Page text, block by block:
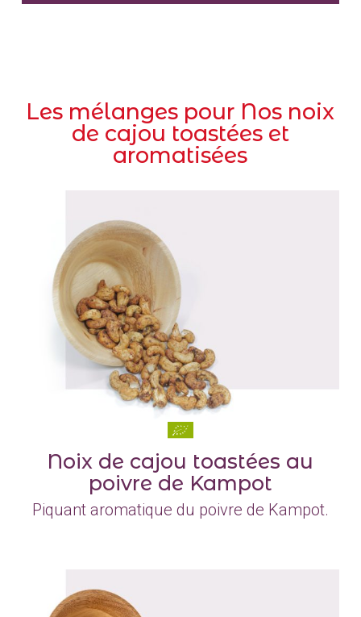
Les mélanges pour Nos noix
de cajou toastées et
aromatisées
Noix de cajou toastées au
poivre de Kampot
Piquant aromatique du poivre de Kampot.